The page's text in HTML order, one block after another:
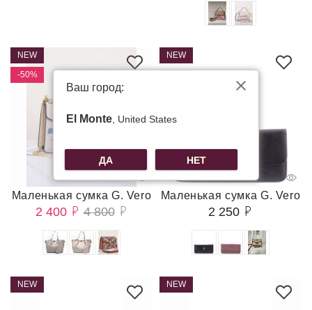
NEW
-50%
Маленькая сумка G. Vero
2 400 4 800
NEW
Маленькая сумка G. Vero
2 250
NEW NEW
Ваш город:
El Monte , United States
ДА НЕТ